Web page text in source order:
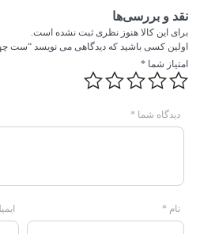
نقد و بررسی‌ها
برای این کالا هنوز نظری ثبت نشده است.
اولین کسی باشید که دیدگاهی می نویسد “ست
امتیاز شما *
دیدگاه شما *
نام *